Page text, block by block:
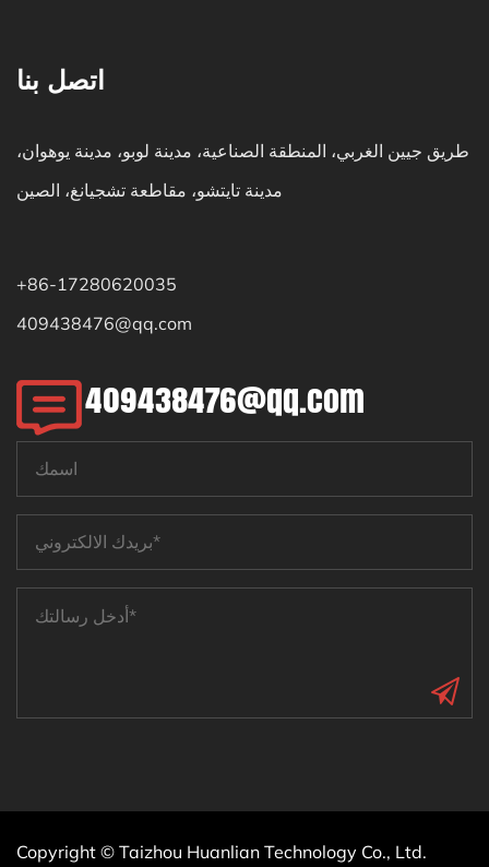
اتصل بنا
طريق جيين الغربي، المنطقة الصناعية، مدينة لوبو، مدينة يوهوان،
مدينة تايتشو، مقاطعة تشجيانغ، الصين
+86-17280620035
409438476@qq.com
409438476@qq.com
Copyright © Taizhou Huanlian Technology Co., Ltd.